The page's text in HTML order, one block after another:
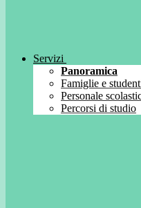
Servizi
Panoramica
Famiglie e
Personale
Percorsi di studio